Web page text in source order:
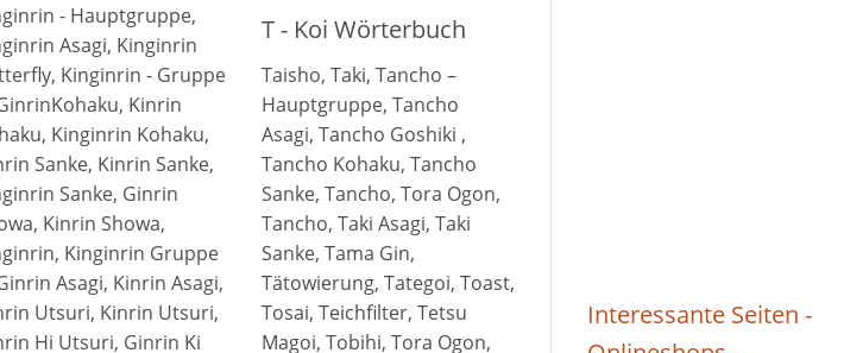
- Hauptgruppe,
Asagi, Kinginrin
Kinginrin - Gruppe
Kinrin
Kinginrin Kohaku,
Sanke, Kinrin Sanke,
Sanke, Ginrin
Kinrin Showa,
Kinginrin Gruppe
Asagi, Kinrin Asagi,
Utsuri, Kinrin Utsuri,
Hi Utsuri, Ginrin Ki
T - Koi Wörterbuch
Taisho, Taki, Tancho –
Hauptgruppe, Tancho
Asagi, Tancho Goshiki ,
Tancho Kohaku, Tancho
Sanke, Tancho, Tora Ogon,
Tancho, Taki Asagi, Taki
Sanke, Tama Gin,
Tätowierung, Tategoi, Toast,
Tosai, Teichfilter, Tetsu
Magoi, Tobihi, Tora Ogon,
Interessante Seiten -